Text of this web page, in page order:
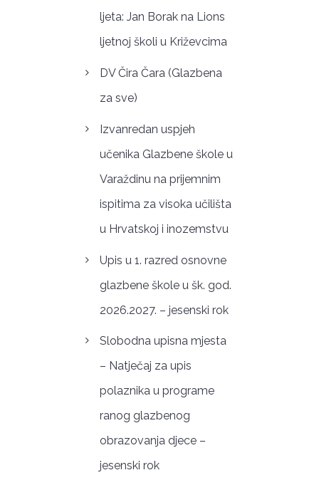
ljeta: Jan Borak na Lions
ljetnoj školi u Križevcima
DV Čira Čara (Glazbena
za sve)
Izvanredan uspjeh
učenika Glazbene škole u
Varaždinu na prijemnim
ispitima za visoka učilišta
u Hrvatskoj i inozemstvu
Upis u 1. razred osnovne
glazbene škole u šk. god.
2026.2027. – jesenski rok
Slobodna upisna mjesta
– Natječaj za upis
polaznika u programe
ranog glazbenog
obrazovanja djece –
jesenski rok